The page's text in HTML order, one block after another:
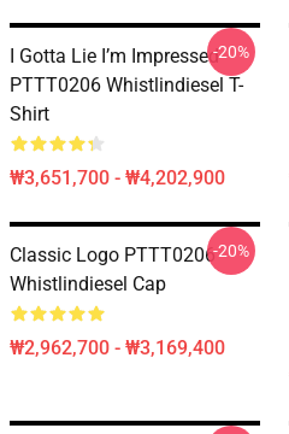
I Gotta Lie I’m Impressed
PTTT0206 Whistlindiesel T-
Shirt
₩3,651,700 - ₩4,202,900
-20%
Classic Logo PTTT0206
Whistlindiesel Cap
₩2,962,700 - ₩3,169,400
-20%